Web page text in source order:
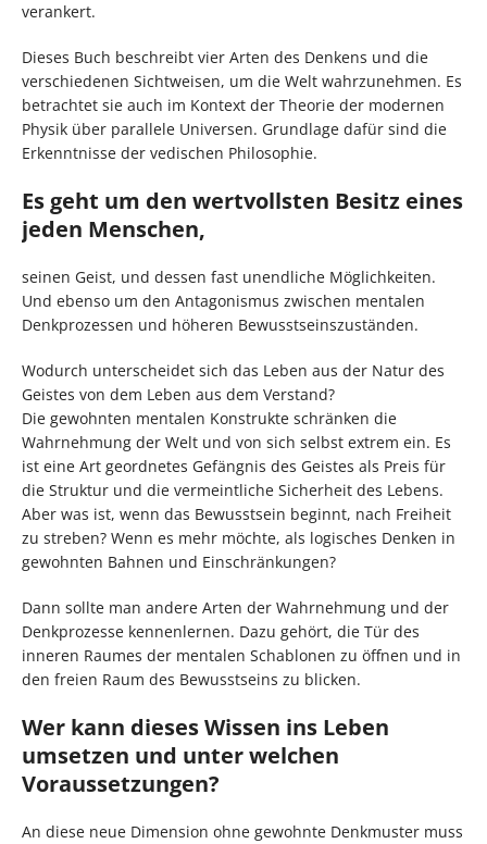
verankert.
Dieses Buch beschreibt vier Arten des Denkens und die
verschiedenen Sichtweisen, um die Welt wahrzunehmen. Es
betrachtet sie auch im Kontext der Theorie der modernen
Physik über parallele Universen. Grundlage dafür sind die
Erkenntnisse der vedischen Philosophie.
Es geht um den wertvollsten Besitz eines
jeden Menschen,
seinen Geist, und dessen fast unendliche Möglichkeiten.
Und ebenso um den Antagonismus zwischen mentalen
Denkprozessen und höheren Bewusstseinszuständen.
Wodurch unterscheidet sich das Leben aus der Natur des
Geistes von dem Leben aus dem Verstand?
Die gewohnten mentalen Konstrukte schränken die
Wahrnehmung der Welt und von sich selbst extrem ein. Es
ist eine Art geordnetes Gefängnis des Geistes als Preis für
die Struktur und die vermeintliche Sicherheit des Lebens.
Aber was ist, wenn das Bewusstsein beginnt, nach Freiheit
zu streben? Wenn es mehr möchte, als logisches Denken in
gewohnten Bahnen und Einschränkungen?
Dann sollte man andere Arten der Wahrnehmung und der
Denkprozesse kennenlernen. Dazu gehört, die Tür des
inneren Raumes der mentalen Schablonen zu öffnen und in
den freien Raum des Bewusstseins zu blicken.
Wer kann dieses Wissen ins Leben
umsetzen und unter welchen
Voraussetzungen?
An diese neue Dimension ohne gewohnte Denkmuster muss